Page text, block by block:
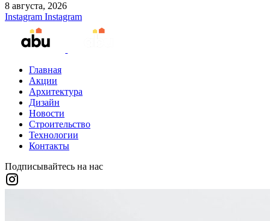
8 августа, 2026
Instagram Instagram
Главная
Акции
Архитектура
Дизайн
Новости
Строительство
Технологии
Контакты
Подписывайтесь на нас